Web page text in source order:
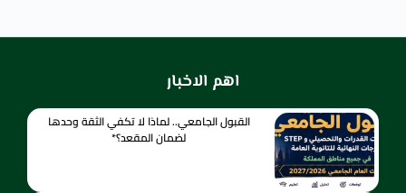
اهم الاخبار
القبول الجامعي.. لماذا لا تكفي الثقة وحدها
لضمان المقعد؟*